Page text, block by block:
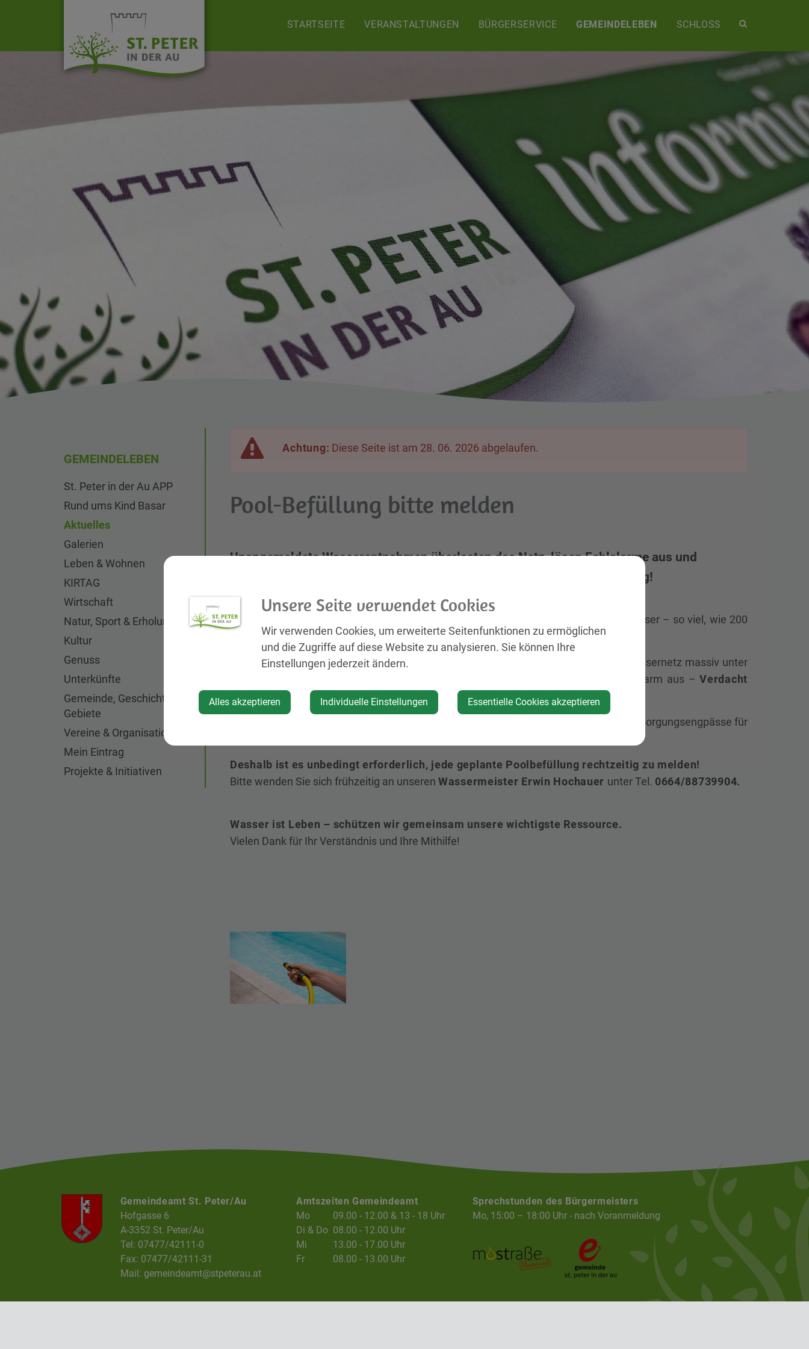
Site
STARTSEITE VERANSTALTUNGEN BÜRGERSERVICE GEMEINDELEBEN SCHLOSS
Achtung: Diese Seite ist am 28. 06. 2026 abgelaufen.
Pool-Befüllung bitte melden
Unangemeldete Wasserentnahmen überlasten das Netz, lösen Fehlalarme aus und
gefährden die Wasserversorgung. Melden Sie Ihre Poolfüllung rechtzeitig!
Ein einziger Swimmingpool verschlingt beim Befüllen bis zu 40 m³ kostbares Trinkwasser – so viel, wie 200
Menschen an einem ganzen Tag benötigen.
Gerade im Frühling, wenn vielerorts gleichzeitig Pools gefüllt werden, gerät unser Wassernetz massiv unter
Druck. Unangemeldete Wasserentnahmen in dieser Größenordnung lösen schnell Alarm aus –Verdacht
auf Rohrbruch oder Netzschäden
Die Folge: unnötige Einsätze, kostspielige Überprüfungen und im schlimmsten Fall Versorgungsengpässe für
Deshalb ist es unbedingt erforderlich, jede geplante Poolbefüllung rechtzeitig zu melden!
Bitte wenden Sie sich frühzeitig an unseren Wassermeister Erwin Hochauer unter Tel. 0664/88739904.
Wasser ist Leben – schützen wir gemeinsam unsere wichtigste Ressource.
Vielen Dank für Ihr Verständnis und Ihre Mithilfe!
GEMEINDELEBEN
St. Peter in der Au APP
Rund ums Kind Basar
Aktuelles
Galerien
Leben & Wohnen
KIRTAG
Wirtschaft
Natur, Sport & Erholung
Kultur
Genuss
Unterkünfte
Gemeinde, Geschichte,
Gebiete
Vereine & Organisationen
Mein Eintrag
Projekte & Initiativen
Gemeindeamt St. Peter/Au
Hofgasse 6
A-3352 St. Peter/Au
Tel: 07477/42111-0
Fax: 07477/42111-31
Mail: gemeindeamt@stpeterau.at
Amtszeiten Gemeindeamt
Mo
09.00 - 12.00 & 13 - 18 Uhr
Di & Do 08.00 - 12.00 Uhr
Mi
13.00 - 17.00 Uhr
Fr
08.00 - 13.00 Uhr
Sprechstunden des Bürgermeisters
Mo, 15:00 – 18:00 Uhr - nach Voranmeldung
Unsere Seite verwendet Cookies
Wir verwenden Cookies, um erweiterte Seitenfunktionen zu ermöglichen
und die Zugriffe auf diese Website zu analysieren. Sie können Ihre
Einstellungen jederzeit ändern.
Alles akzeptieren Individuelle Einstellungen Essentielle Cookies akzeptieren